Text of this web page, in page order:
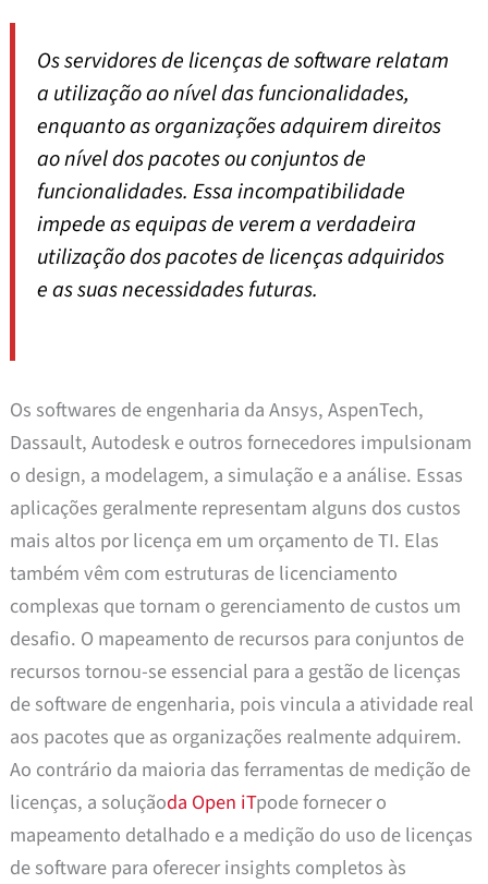
Os servidores de licenças de software relatam
a utilização ao nível das funcionalidades,
enquanto as organizações adquirem direitos
ao nível dos pacotes ou conjuntos de
funcionalidades. Essa incompatibilidade
impede as equipas de verem a verdadeira
utilização dos pacotes de licenças adquiridos
e as suas necessidades futuras.
Os softwares de engenharia da Ansys, AspenTech,
Dassault, Autodesk e outros fornecedores impulsionam
o design, a modelagem, a simulação e a análise. Essas
aplicações geralmente representam alguns dos custos
mais altos por licença em um orçamento de TI. Elas
também vêm com estruturas de licenciamento
complexas que tornam o gerenciamento de custos um
desafio. O mapeamento de recursos para conjuntos de
recursos tornou-se essencial para a gestão de licenças
de software de engenharia, pois vincula a atividade real
aos pacotes que as organizações realmente adquirem.
Ao contrário da maioria das ferramentas de medição de
licenças, a soluçãoda Open iTpode fornecer o
mapeamento detalhado e a medição do uso de licenças
de software para oferecer insights completos às